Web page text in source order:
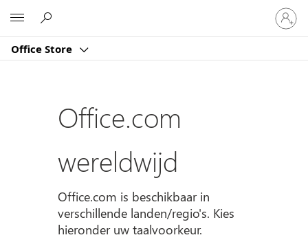
Office Store
Meld
je
aan
je
Office.com
wereldwijd
Office.com is beschikbaar in
verschillende landen/regio's. Kies
hieronder uw taalvoorkeur.